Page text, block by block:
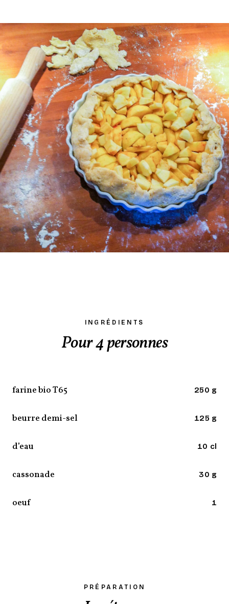
INGRÉDIENTS
Pour 4 personnes
farine bio T65 250 g
beurre demi-sel 125 g
d’eau 10 cl
cassonade 30 g
oeuf 1
PRÉPARATION